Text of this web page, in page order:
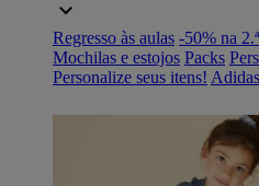
Regresso às aulas -50% na
Mochilas e estojos Packs
Personalize seus itens! Adidas